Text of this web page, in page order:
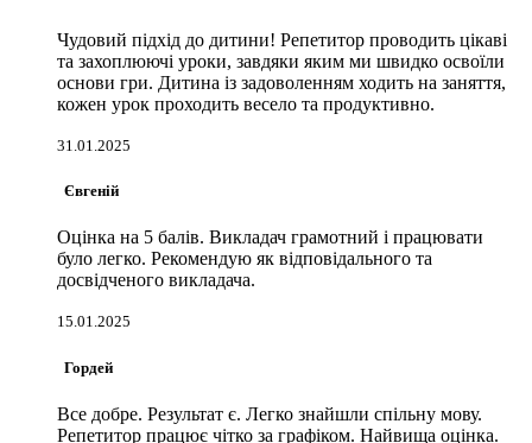
Чудовий підхід до дитини! Репетитор проводить цікаві
та захоплюючі уроки, завдяки яким ми швидко освоїли
основи гри. Дитина із задоволенням ходить на заняття,
кожен урок проходить весело та продуктивно.
31.01.2025
Євгеній
Оцінка на 5 балів. Викладач грамотний і працювати
було легко. Рекомендую як відповідального та
досвідченого викладача.
15.01.2025
Гордей
Все добре. Результат є. Легко знайшли спільну мову.
Репетитор працює чітко за графіком. Найвища оцінка.